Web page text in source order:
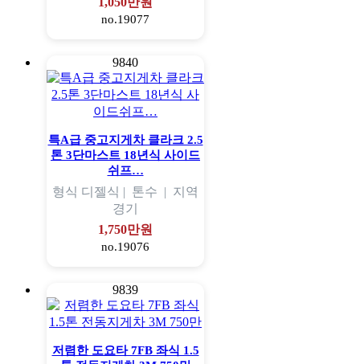
no.19077
9840
특A급 중고지게차 클라크 2.5
톤 3단마스트 18년식 사이드
쉬프…
형식 디젤식 | 톤수 | 지역
경기
1,750만원
no.19076
9839
저렴한 도요타 7FB 좌식 1.5